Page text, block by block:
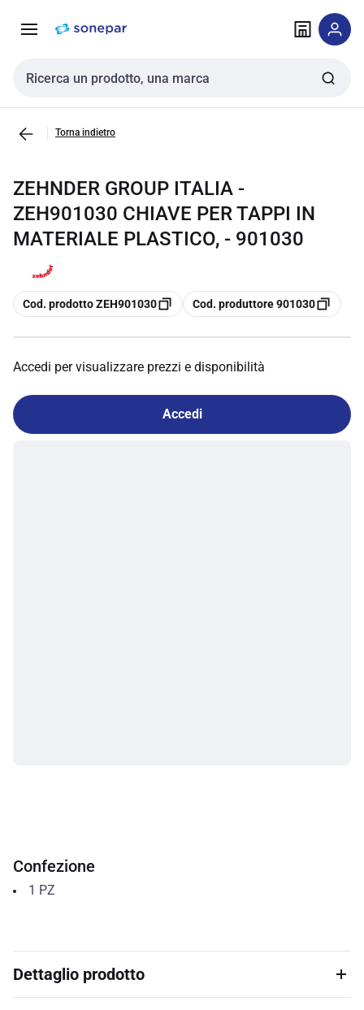
navigazione alla
Cerca input
Torna indietro
ZEHNDER GROUP ITALIA -
ZEH901030 CHIAVE PER TAPPI IN
MATERIALE PLASTICO, - 901030
copia
Cod. prodotto ZEH901030 copia
Cod. produttore 901030
Accedi per visualizzare prezzi e disponibilità
Accedi
Confezione
1 PZ
Dettaglio prodotto